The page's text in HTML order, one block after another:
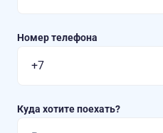
Номер телефона
Куда хотите поехать?